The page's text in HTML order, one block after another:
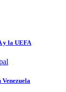
y la UEFA
Venezuela